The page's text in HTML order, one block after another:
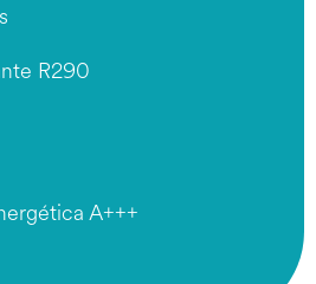
R290
A+++